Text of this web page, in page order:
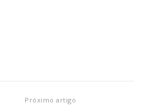
Próximo artigo